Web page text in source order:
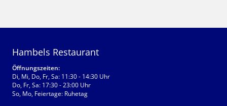
Hambels Restaurant
Öffnungszeiten:
Di, Mi, Do, Fr, Sa: 11:30 - 14:30 Uhr
Do, Fr, Sa: 17:30 - 23:00 Uhr
So, Mo, Feiertage: Ruhetag